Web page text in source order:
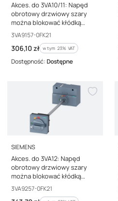
Akces. do 3VA10/11: Napęd
obrotowy drzwiowy szary
można blokować kłódką
wałek 300mm pokrętło IP65
3VA9157-0FK21
Kod producenta
3VA9157-0FK21
Cena brutto
306,10 zł w tym %s VAT
w tym 23% VAT
Dostępność:Dostępne
PRODUCENT
SIEMENS
Akces. do 3VA12: Napęd
obrotowy drzwiowy szary
można blokować kłódką
wałek 300mm pokrętło IP65
3VA9257-0FK21
Kod producenta
3VA9257-0FK21